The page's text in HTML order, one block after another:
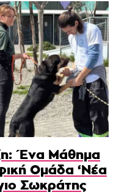
Ένα Μάθημα
Ομάδα ‘Νέα
Σωκράτης